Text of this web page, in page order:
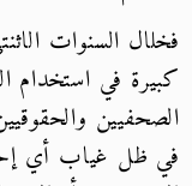
فخلال السنوات
كبيرة في استخدام
الصحفيين
في ظل غياب أي